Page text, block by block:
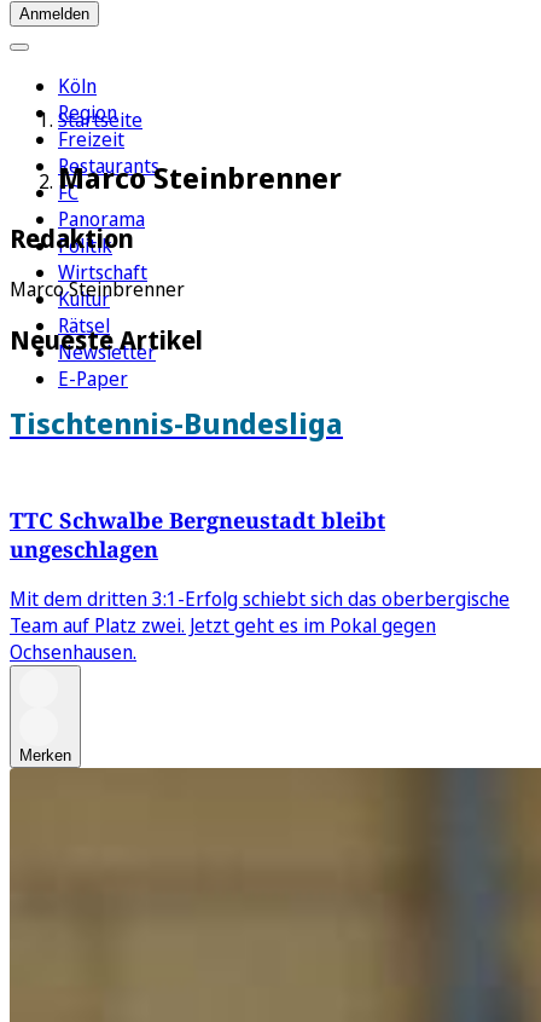
Anmelden
Köln
Region
Freizeit
Restaurants
FC
Panorama
Politik
Wirtschaft
Kultur
Rätsel
Newsletter
E-Paper
Startseite
Marco Steinbrenner
Redaktion
Marco Steinbrenner
Neueste Artikel
Tischtennis-Bundesliga
TTC Schwalbe Bergneustadt bleibt
ungeschlagen
Mit dem dritten 3:1-Erfolg schiebt sich das oberbergische
Team auf Platz zwei. Jetzt geht es im Pokal gegen
Ochsenhausen.
Merken